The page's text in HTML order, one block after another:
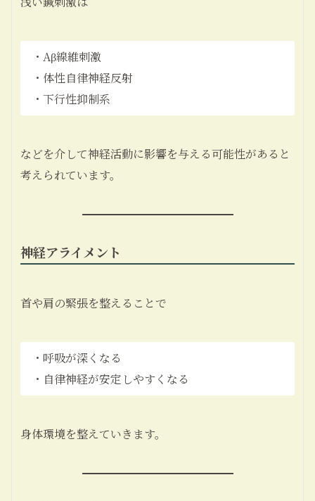
・Aβ線維刺激
・体性自律神経反射
・下行性抑制系
などを介して神経活動に影響を与える可能性があると
考えられています。
神経アライメント
首や肩の緊張を整えることで
・呼吸が深くなる
・自律神経が安定しやすくなる
身体環境を整えていきます。